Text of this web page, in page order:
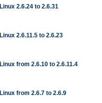
Linux 2.6.24 to 2.6.31
Linux 2.6.11.5 to 2.6.23
Linux from 2.6.10 to 2.6.11.4
Linux from 2.6.7 to 2.6.9